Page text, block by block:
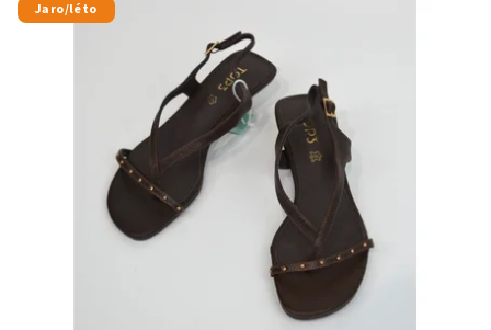
Jaro/léto